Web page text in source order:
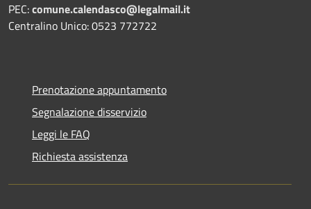
PEC:comune.calendasco@legalmail.it
Centralino Unico: 0523 772722
Prenotazione appuntamento
Segnalazione disservizio
Leggi le FAQ
Richiesta assistenza